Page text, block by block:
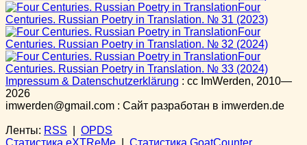
Four
Centuries. Russian Poetry in Translation. № 31 (2023)
Four
Centuries. Russian Poetry in Translation. № 32 (2024)
Four
Centuries. Russian Poetry in Translation. № 33 (2024)
Impressum & Datenschutzerklärung : cc ImWerden, 2010—
2026
imwerden@gmail.com : Сайт разработан в imwerden.de
Ленты: RSS
OPDS
Статистика eXTReMe
Статистика GoatCounter